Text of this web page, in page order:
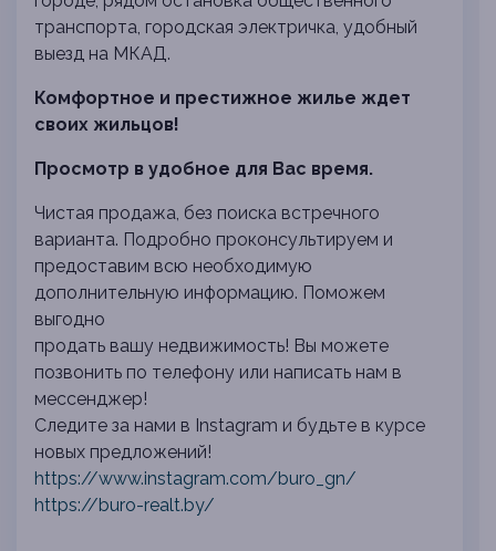
транспорта, городская электричка, удобный
выезд на МКАД.
Комфортное и престижное жилье ждет
своих жильцов!
Просмотр в удобное для Вас время.
Чистая продажа, без поиска встречного
варианта. Подробно проконсультируем и
предоставим всю необходимую
дополнительную информацию. Поможем
выгодно
продать вашу недвижимость! Вы можете
позвонить по телефону или написать нам в
мессенджер!
Следите за нами в Instagram и будьте в курсе
новых предложений!
https://www.instagram.com/buro_gn/
https://buro-realt.by/